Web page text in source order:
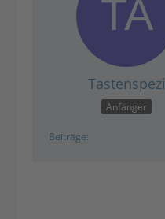
Tastenspezi
Anfänger
Beiträge